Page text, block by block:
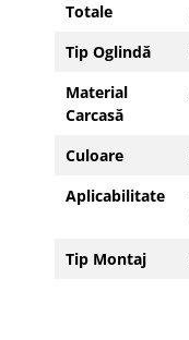
Totale
Tip Oglindă
Material
Carcasă
Culoare
Aplicabilitate
Tip Montaj